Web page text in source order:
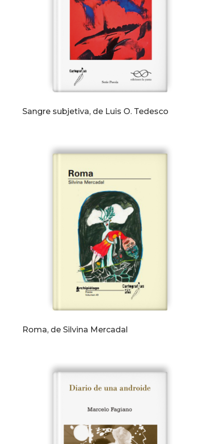
Sangre subjetiva, de Luis O. Tedesco
Roma, de Silvina Mercadal